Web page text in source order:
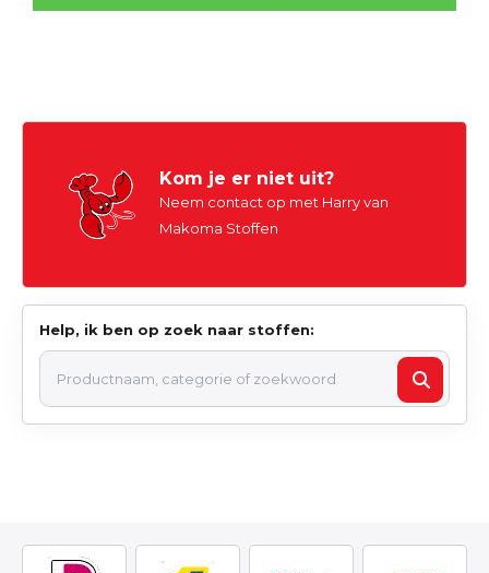
Kom je er niet uit?
Neem contact op met Harry van
Makoma Stoffen
Help, ik ben op zoek naar stoffen: